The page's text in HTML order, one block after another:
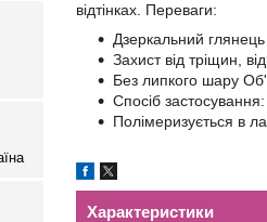
відтінках. Переваги:
Дзеркальний глянець
Захист від тріщин,
Без липкого шару
Спосіб
Полімеризується в
Характеристики